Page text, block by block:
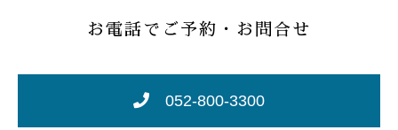
お電話でご予約・お問合せ
052-800-3300